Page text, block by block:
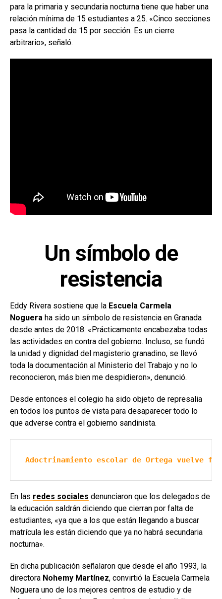
para la primaria y secundaria nocturna tiene que haber una
relación mínima de 15 estudiantes a 25. «Cinco secciones
pasa la cantidad de 15 por sección. Es un cierre
arbitrario», señaló.
Un símbolo de
resistencia
Eddy Rivera sostiene que la Escuela Carmela
Noguera ha sido un símbolo de resistencia en Granada
desde antes de 2018. «Prácticamente encabezaba todas
las actividades en contra del gobierno. Incluso, se fundó
la unidad y dignidad del magisterio granadino, se llevó
toda la documentación al Ministerio del Trabajo y no lo
reconocieron, más bien me despidieron», denunció.
Desde entonces el colegio ha sido objeto de represalia
en todos los puntos de vista para desaparecer todo lo
que adverse contra el gobierno sandinista.
Adoctrinamiento escolar de Ortega vuelve
En las redes sociales denunciaron que los delegados de
la educación saldrán diciendo que cierran por falta de
estudiantes, «ya que a los que están llegando a buscar
matrícula les están diciendo que ya no habrá secundaria
nocturna».
En dicha publicación señalaron que desde el año 1993, la
directora Nohemy Martínez, convirtió la Escuela Carmela
Noguera uno de los mejores centros de estudio y de